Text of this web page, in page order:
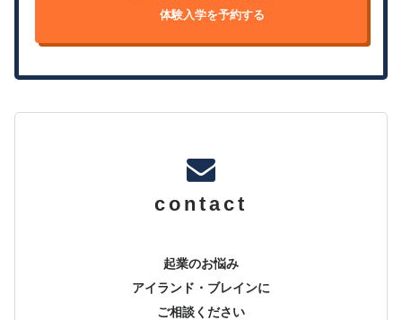
体験入学を予約する
contact
起業のお悩み
アイランド・ブレインに
ご相談ください